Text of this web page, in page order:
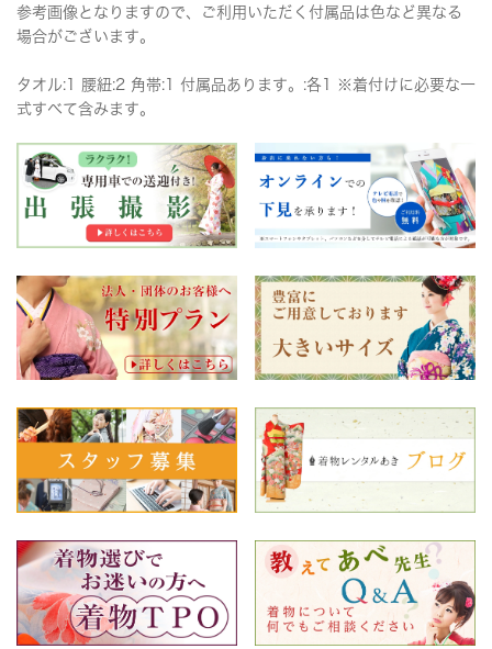
参考画像となりますので、ご利用いただく付属品は色など異なる
場合がございます。
タオル:1 腰紐:2 角帯:1 付属品あります。:各1 ※着付けに必要な一
式すべて含みます。